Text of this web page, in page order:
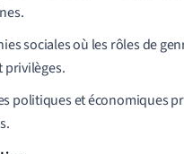
sociales où les rôles de
privilèges.
politiques et économiques